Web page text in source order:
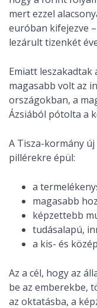
mert ezzel
euróban kifejezve
lezárult tizenkét
Emiatt leszakadtak
magasabb volt az
országokban, a
Ázsiából pótolta a
A Tisza-kormány
pillérekre épül:
a
magasabb
képzettebb
tudásalapú,
a kis- és
Az a cél, hogy az
be az emberekbe,
az oktatásba, a